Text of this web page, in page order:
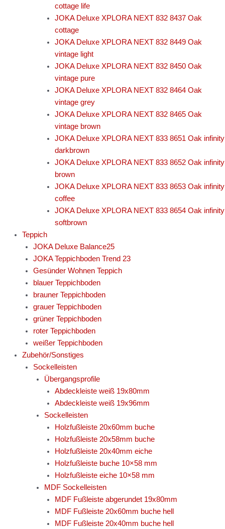
cottage life
JOKA Deluxe XPLORA NEXT 832 8437 Oak
cottage
JOKA Deluxe XPLORA NEXT 832 8449 Oak
vintage light
JOKA Deluxe XPLORA NEXT 832 8450 Oak
vintage pure
JOKA Deluxe XPLORA NEXT 832 8464 Oak
vintage grey
JOKA Deluxe XPLORA NEXT 832 8465 Oak
vintage brown
JOKA Deluxe XPLORA NEXT 833 8651 Oak infinity
darkbrown
JOKA Deluxe XPLORA NEXT 833 8652 Oak infinity
brown
JOKA Deluxe XPLORA NEXT 833 8653 Oak infinity
coffee
JOKA Deluxe XPLORA NEXT 833 8654 Oak infinity
softbrown
Teppich
JOKA Deluxe Balance25
JOKA Teppichboden Trend 23
Gesünder Wohnen Teppich
blauer Teppichboden
brauner Teppichboden
grauer Teppichboden
grüner Teppichboden
roter Teppichboden
weißer Teppichboden
Zubehör/Sonstiges
Sockelleisten
Übergangsprofile
Abdeckleiste weiß 19x80mm
Abdeckleiste weiß 19x96mm
Sockelleisten
Holzfußleiste 20x60mm buche
Holzfußleiste 20x58mm buche
Holzfußleiste 20x40mm eiche
Holzfußleiste buche 10×58 mm
Holzfußleiste eiche 10×58 mm
MDF Sockelleisten
MDF Fußleiste abgerundet 19x80mm
MDF Fußleiste 20x60mm buche hell
MDF Fußleiste 20x40mm buche hell